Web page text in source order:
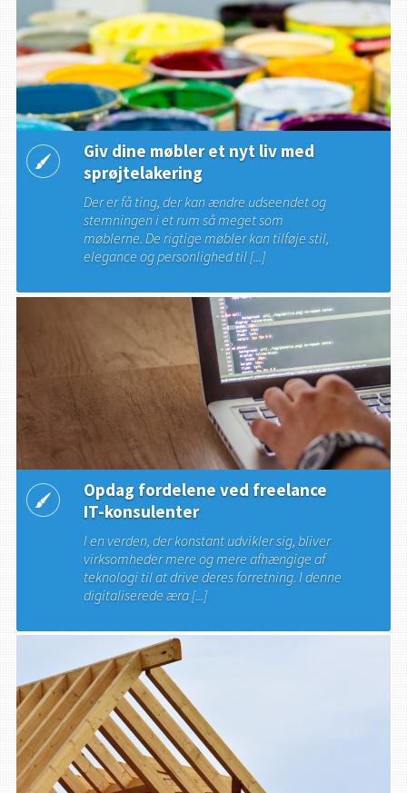
Giv dine møbler et nyt liv med
sprøjtelakering
Der er få ting, der kan ændre udseendet og
stemningen i et rum så meget som
møblerne. De rigtige møbler kan tilføje stil,
elegance og personlighed til [...]
Opdag fordelene ved freelance
IT-konsulenter
I en verden, der konstant udvikler sig, bliver
virksomheder mere og mere afhængige af
teknologi til at drive deres forretning. I denne
digitaliserede æra [...]